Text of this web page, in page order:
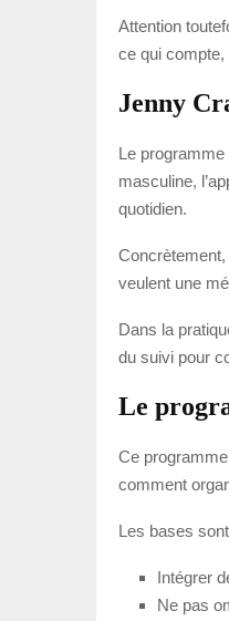
Attention
ce qui compte,
Jenny
Le
masculine,
quotidien.
veulent une
Dans la
du suivi pour
Le
Ce
comment
Les bases
Intégrer
Ne pas